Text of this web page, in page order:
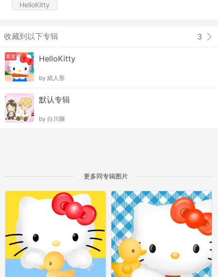
HelloKitty
收藏到以下专辑 3
首发 HelloKitty
by 紙人形
默认专辑
by 白川胭
更多同专辑图片